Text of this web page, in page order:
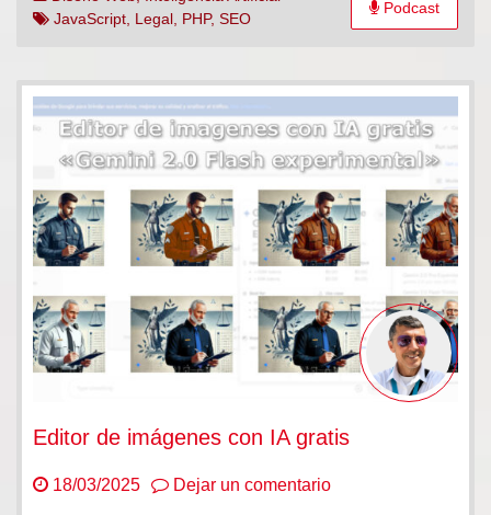
web?
JavaScript Legal PHP, SEO
Podcast
Editor de imágenes con IA gratis
18/03/2025 Dejar un comentarioen